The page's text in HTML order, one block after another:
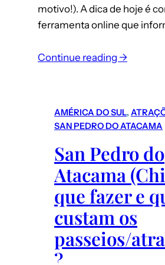
motivo!). A dica de hoje é
ferramenta online que
Continue reading →
AMÉRICA DO SUL,
SAN PEDRO DO ATACAMA
San Pedro do
Atacama
que fazer e
custam os
passeios/
?